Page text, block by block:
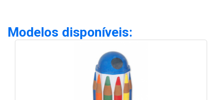
Modelos disponíveis: